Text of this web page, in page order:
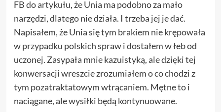
FB doartykułu, że Unia ma podobno za mało
narzędzi, dlatego nie działa. I trzeba jej je dać.
Napisałem, że Unia się tym brakiem nie krępowała
w przypadku polskich spraw i dostałem w łeb od
uczonej. Zasypała mnie kazuistyką, ale dzięki tej
konwersacji wreszcie zrozumiałem o co chodzi z
tym pozatraktatowym wtrącaniem. Mętne to i
naciągane, ale wysiłki będą kontynuowane.